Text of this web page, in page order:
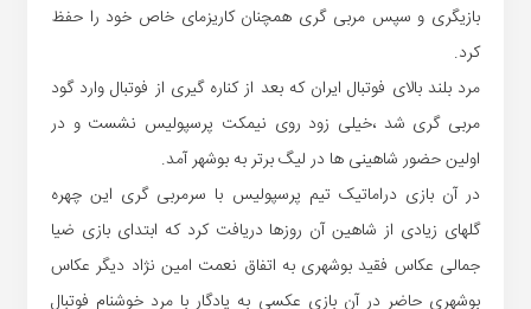
بازیگری و سپس مربی گری همچنان کاریزمای خاص خود را حفظ
کرد.
مرد بلند بالای فوتبال ایران که بعد از کناره گیری از فوتبال وارد گود
مربی گری شد ،خیلی زود روی نیمکت پرسپولیس نشست و در
اولین حضور شاهینی ها در لیگ برتر به بوشهر آمد.
در آن بازی دراماتیک تیم پرسپولیس با سرمربی گری این چهره
گلهای زیادی از شاهین آن روزها دریافت کرد که ابتدای بازی ضیا
جمالی عکاس فقید بوشهری به اتفاق نعمت امین نژاد دیگر عکاس
بوشهری حاضر در آن بازی عکسی به یادگار با مرد خوشنام فوتبال